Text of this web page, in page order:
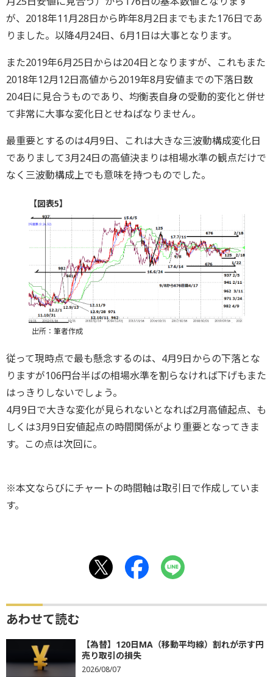
が、2018年11月28日から昨年8月2日までもまた176日であ
りました。以降4月24日、6月1日は大事となります。
また2019年6月25日からは204日となりますが、これもまた
2018年12月12日高値から2019年8月安値までの下落日数
204日に見合うものであり、均衡表自身の受動的変化と併せ
て非常に大事な変化日とせねばなりません。
最重要とするのは4月9日、これは大きな三波動構成変化日
でありまして3月24日の高値決まりは相場水準の観点だけで
なく三波動構成上でも意味を持つものでした。
【図表5】
出所：筆者作成
従って現時点で最も懸念するのは、4月9日からの下落とな
りますが106円台半ばの相場水準を割らなければ下げもまた
はっきりしないでしょう。
4月9日で大きな変化が見られないとなれば2月高値起点、も
しくは3月9日安値起点の時間関係がより重要となってきま
す。この点は次回に。
※本文ならびにチャートの時間軸は取引日で作成していま
す。
あわせて読む
【為替】120日MA（移動平均線）割れが示す円
売り取引の損失
2026/08/07